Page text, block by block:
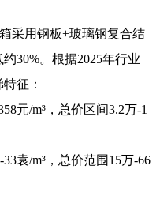
采用钢板+玻璃钢复合结
30%。根据2025年行业
征：
元/m³，总价区间3.2万-1
袁/m³，总价范围15万-66